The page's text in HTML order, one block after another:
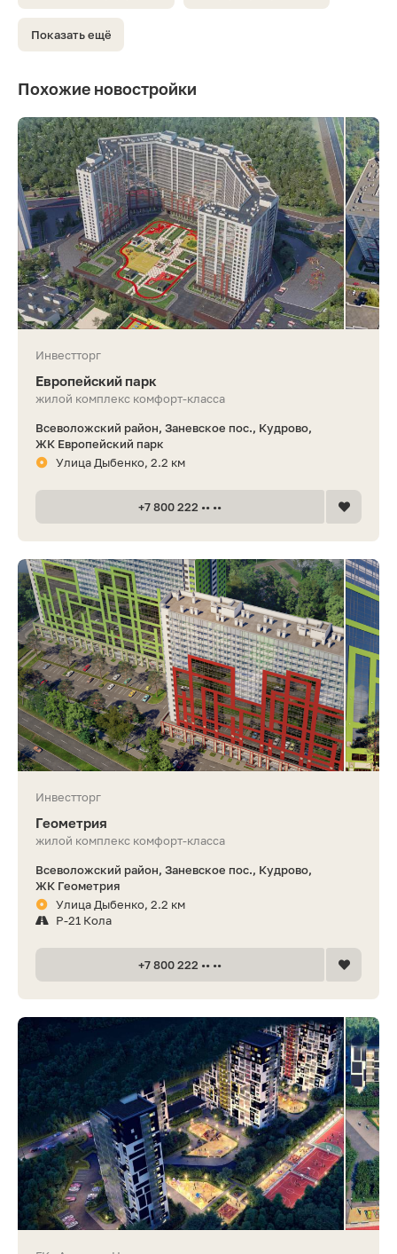
Показать ещё
Похожие новостройки
Инвестторг
Европейский парк
жилой комплекс комфорт-класса
Всеволожский район, Заневское пос., Кудрово,
ЖК Европейский парк
Улица Дыбенко, 2.2 км
+7 800 222 •• ••
Инвестторг
Геометрия
жилой комплекс комфорт-класса
Всеволожский район, Заневское пос., Кудрово,
ЖК Геометрия
Улица Дыбенко, 2.2 км
Р-21 Кола
+7 800 222 •• ••